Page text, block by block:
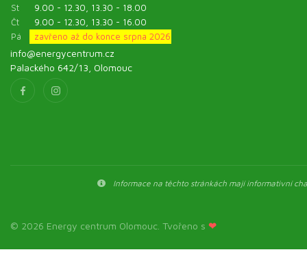
St
9.00 - 12.30, 13.30 - 18.00
Čt
9.00 - 12.30, 13.30 - 16.00
Pá
zavřeno až do konce srpna 2026
info@energycentrum.cz
Palackého 642/13, Olomouc
Informace na těchto stránkách mají informativní
© 2026 Energy centrum Olomouc. Tvořeno s ❤